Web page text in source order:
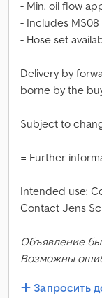
- Min. oil flow
- Includes
- Hose set
Delivery by
borne by the
Subject to
= Further
Intended use:
Contact Jens
Объявление
Возможны
Запросить